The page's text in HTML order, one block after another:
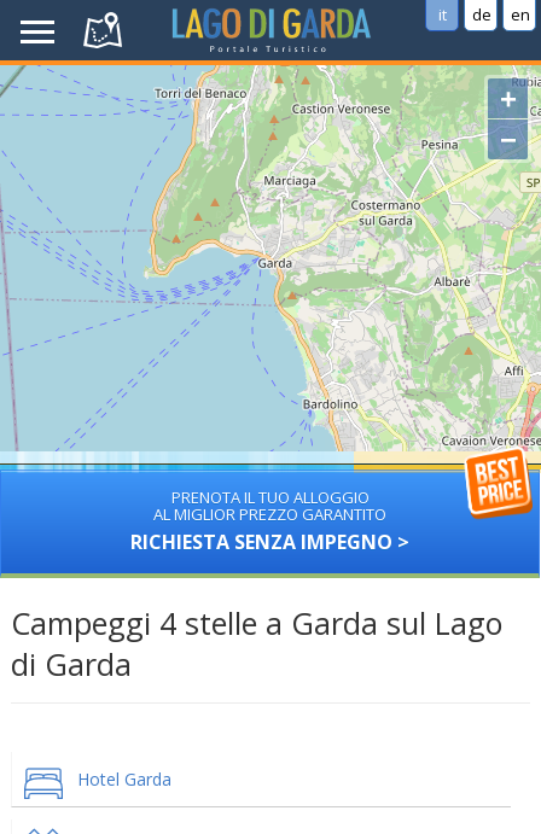
it de en
+
−
PRENOTA IL TUO ALLOGGIO
AL MIGLIOR PREZZO GARANTITO
RICHIESTA SENZA IMPEGNO >
Campeggi 4 stelle a Garda sul Lago
di Garda
Hotel Garda